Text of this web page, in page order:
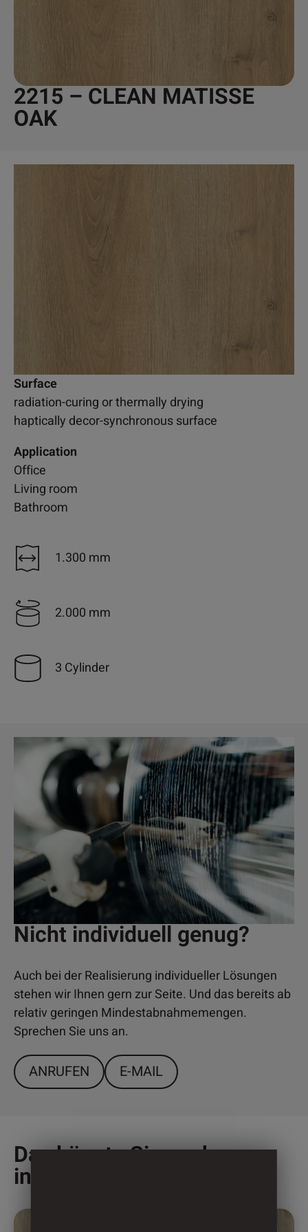
2215 – CLEAN MATISSE
OAK
Surface
radiation-curing or thermally drying
haptically decor-synchronous surface
Application
Office
Living room
Bathroom
1.300 mm
2.000 mm
3 Cylinder
Nicht individuell genug?
Auch bei der Realisierung individueller Lösungen
stehen wir Ihnen gern zur Seite. Und das bereits ab
relativ geringen Mindestabnahmemengen.
Sprechen Sie uns an.
ANRUFEN E-MAIL
Das könnte Sie auch
interessieren
Dieses